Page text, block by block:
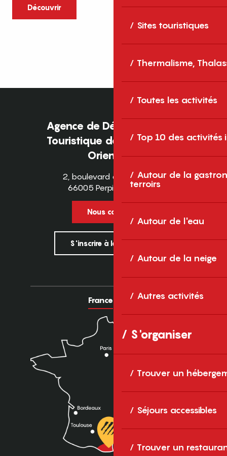
Sites touristiques
Thermalisme,
Toutes les activités
Top 10 des activités
Autour de la
terroirs
Autour de l'eau
Autour de la neige
Autres activités
S'organiser
Trouver un
Séjours accessibles
Trouver un
Découvrir
caractère et grands espaces naturels, les
Pyrénées-Orientales sont une destination
idéale pour partager des moments en
famille tout au long...
Agence de Développement
Touristique des Pyrénées-
Orientales
2, boulevard des Pyrénées
66005 Perpignan Cedex
Nous contacter
S'inscrire à la newsletter
France Europe